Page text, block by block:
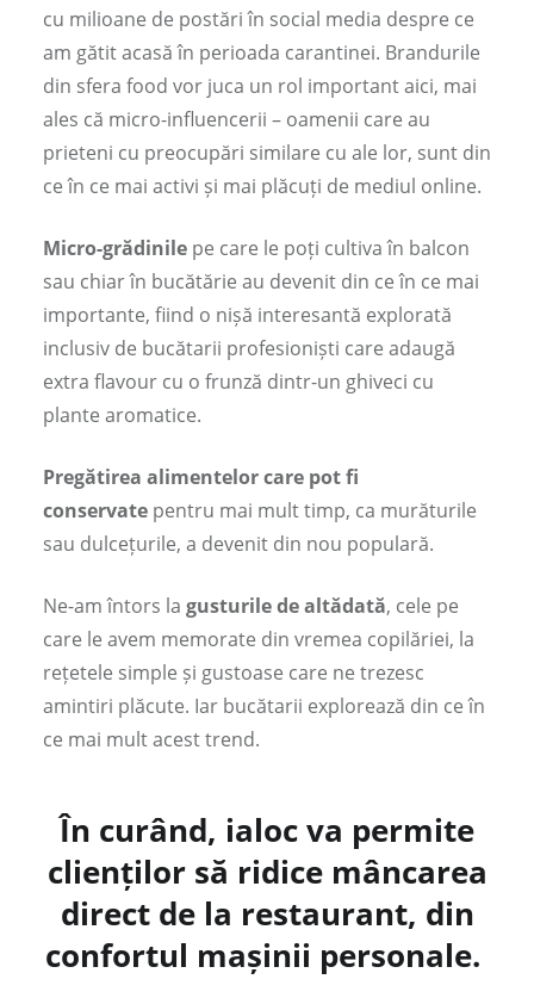
cu milioane de postări în social media despre ce
am gătit acasă în perioada carantinei. Brandurile
din sfera food vor juca un rol important aici, mai
ales că micro-influencerii – oamenii care au
prieteni cu preocupări similare cu ale lor, sunt din
ce în ce mai activi și mai plăcuți de mediul online.
Micro-grădinilepe care le poți cultiva în balcon
sau chiar în bucătărie au devenit din ce în ce mai
importante, fiind o nișă interesantă explorată
inclusiv de bucătarii profesioniști care adaugă
extra flavour cu o frunză dintr-un ghiveci cu
plante aromatice.
Pregătirea alimentelor care pot fi
conservatepentru mai mult timp, ca murăturile
sau dulcețurile, a devenit din nou populară.
Ne-am întors la gusturile de altădată, cele pe
care le avem memorate din vremea copilăriei, la
rețetele simple și gustoase care ne trezesc
amintiri plăcute. Iar bucătarii explorează din ce în
ce mai mult acest trend.
În curând, ialoc va permite
clienților să ridice mâncarea
direct de la restaurant, din
confortul mașinii personale.